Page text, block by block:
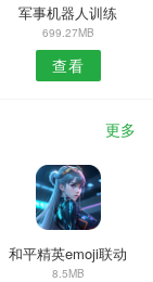
军事机器人训练
699.27MB
查看
更多
和平精英emoji联动
8.5MB